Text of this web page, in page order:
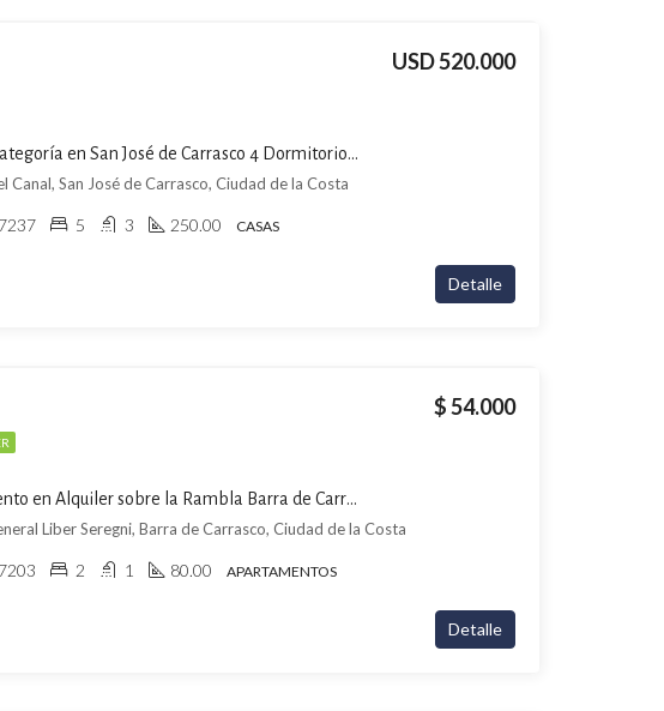
Casa de Categoría en San José de Carrasco 4 Dormitorios, Piscina, Jardín y Parrillero
USD 520.000
Canal, San José de Carrasco, Ciudad de la Costa
5 3 250.00 CASAS
Detalle
Apartamento en Alquiler sobre la Rambla Barra de Carrasco 2 Dormitorios, Terraza, Garage y Amenities Premium
$ 54.000
Liber Seregni, Barra de Carrasco, Ciudad de la Costa
2 1 80.00 APARTAMENTOS
Detalle